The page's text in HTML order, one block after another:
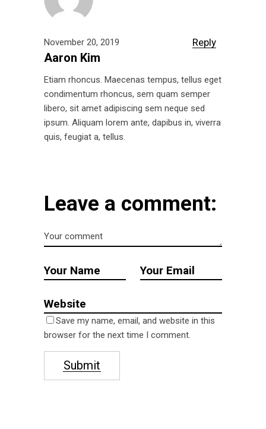
November 20, 2019 Reply
Aaron Kim
Etiam rhoncus. Maecenas tempus, tellus eget
condimentum rhoncus, sem quam semper
libero, sit amet adipiscing sem neque sed
ipsum. Aliquam lorem ante, dapibus in, viverra
quis, feugiat a, tellus.
Leave a comment:
Save my name, email, and website in this
browser for the next time I comment.
Submit